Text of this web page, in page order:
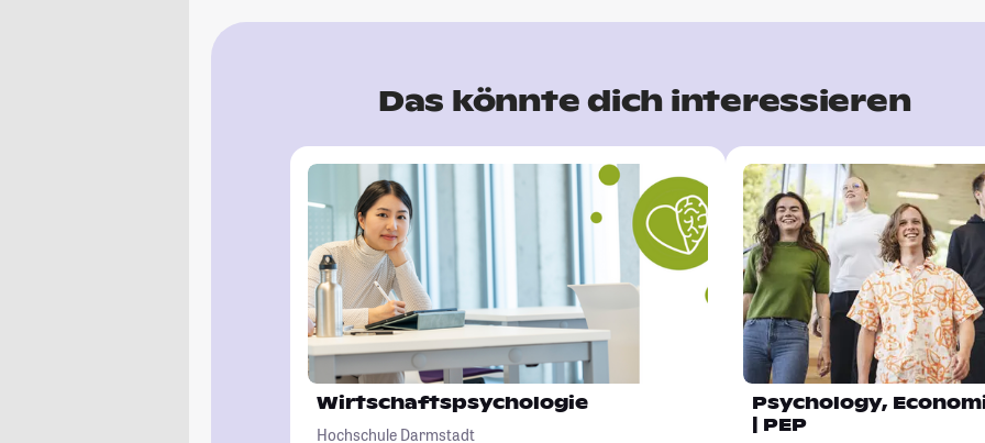
Das könnte dich interessieren
Wirtschaftspsychologie
Hochschule Darmstadt
Psychology,
| PEP